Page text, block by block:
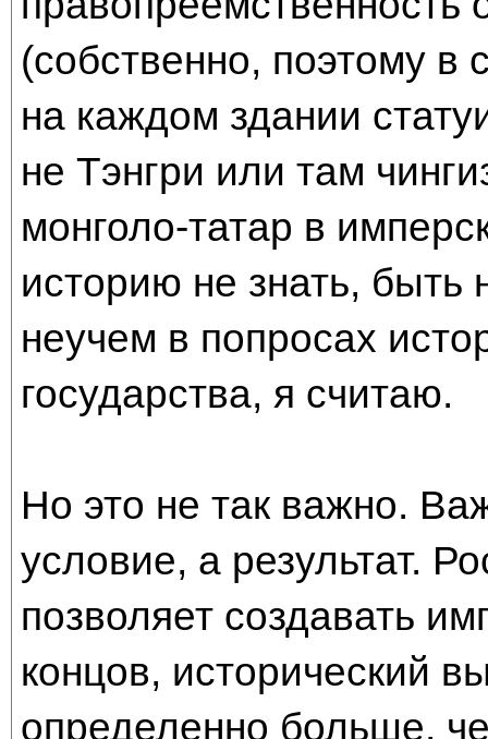
(собственно, поэтому в
на каждом здании
не Тэнгри или там
монголо-татар в
историю не знать,
неучем в попросах
государства, я считаю.
Но это не так важно.
условие, а результат.
позволяет создавать
концов, исторический
определенно больше,